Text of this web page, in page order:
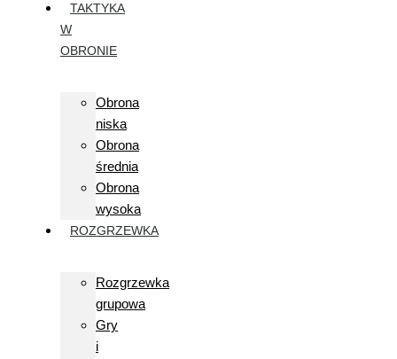
TAKTYKA
W
OBRONIE
Obrona
niska
Obrona
średnia
Obrona
wysoka
ROZGRZEWKA
Rozgrzewka
grupowa
Gry
i